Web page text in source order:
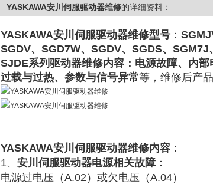
YASKAWA安川伺服驱动器维修的详细资料：
YASKAWA安川伺服驱动器维修型号 ：
SGDV、SGD7W、SGDV、SGDS、SGM7J
SJDE系列驱动器维修内容：电源故障、内
过载与过热、参数与信号异常等，维修后产
YASKAWA安川伺服驱动器维修内容 ：
1、 安川伺服驱动器‌电源相关故障：
电源过电压（A.02）或欠电压（A.04）